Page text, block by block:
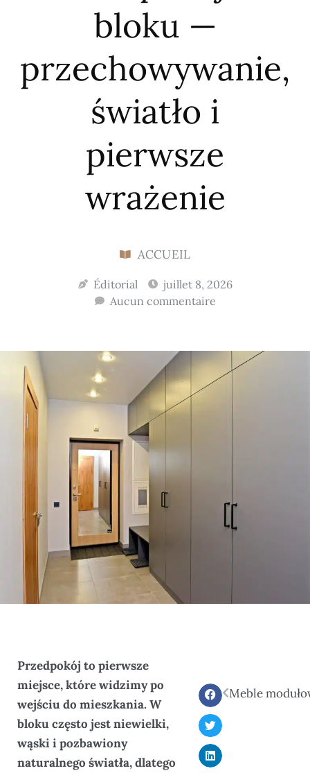
bloku —
przechowywanie,
światło i
pierwsze
wrażenie
ACCUEIL
Éditorial
juillet 8, 2026
Aucun commentaire
Przedpokój to pierwsze
miejsce, które widzimy po
wejściu do mieszkania. W
bloku często jest niewielki,
wąski i pozbawiony
naturalnego światła, dlatego